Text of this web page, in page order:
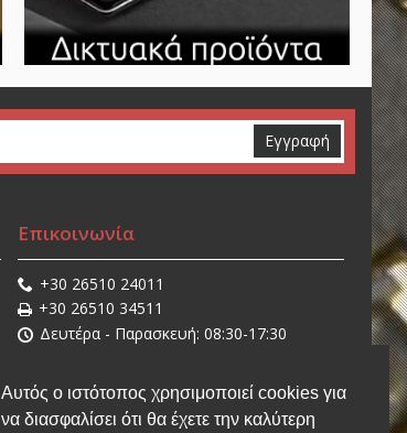
Αυτός ο ιστότοπος χρησιμοποιεί cookies για
να διασφαλίσει ότι θα έχετε την καλύτερη
Εγγραφή
Επικοινωνία
+30 26510 24011
+30 26510 34511
Δευτέρα - Παρασκευή: 08:30-17:30
sales@stathisnet.gr
Η τοποθεσία μας